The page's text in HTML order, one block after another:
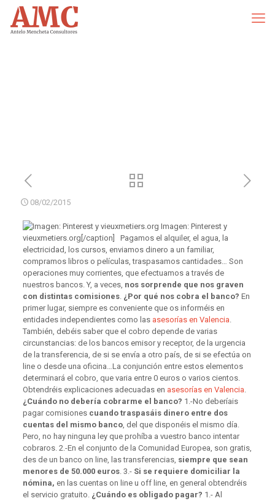
08/02/2015
Imagen: Pinterest y
vieuxmetiers.org[/caption] Pagamos el alquiler, el agua, la
electricidad, los cursos, enviamos dinero a un familiar,
compramos libros o películas, traspasamos cantidades… Son
operaciones muy corrientes, que efectuamos a través de
nuestros bancos. Y, a veces, nos sorprende que nos graven
con distintas comisiones. ¿Por qué nos cobra el banco? En
primer lugar, siempre es conveniente que os informéis en
entidades independientes como las asesorías en Valencia.
También, debéis saber que el cobro depende de varias
circunstancias: de los bancos emisor y receptor, de la urgencia
de la transferencia, de si se envía a otro país, de si se efectúa on
line o desde una oficina…La conjunción entre estos elementos
determinará el cobro, que varia entre 0 euros o varios cientos.
Obtendréis explicaciones adecuadas en asesorías en Valencia.
¿Cuándo no debería cobrarme el banco? 1.-No deberíais
pagar comisiones cuando traspasáis dinero entre dos
cuentas del mismo banco, del que disponéis el mismo día.
Pero, no hay ninguna ley que prohíba a vuestro banco intentar
cobraros. 2.-En el conjunto de la Comunidad Europea, son gratis,
des de un banco on line, las transferencias, siempre que sean
menores de 50.000 euros. 3.- Si se requiere domiciliar la
nómina, en las cuentas on line u off line, en general obtendréis
el servicio gratuito. ¿Cuándo es obligado pagar? 1.- Al